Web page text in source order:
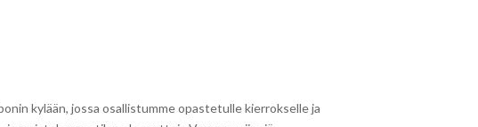
kylään, jossa osallistumme opastetulle kierrokselle ja